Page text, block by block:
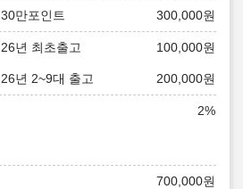
30만포인트 300,000원
26년 최초출고 100,000원
26년 2~9대 출고 200,000원
2%
700,000원